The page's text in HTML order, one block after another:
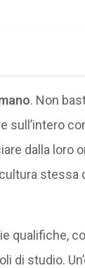
. Non
sull’intero
dalla loro
qualifiche,
di studio.